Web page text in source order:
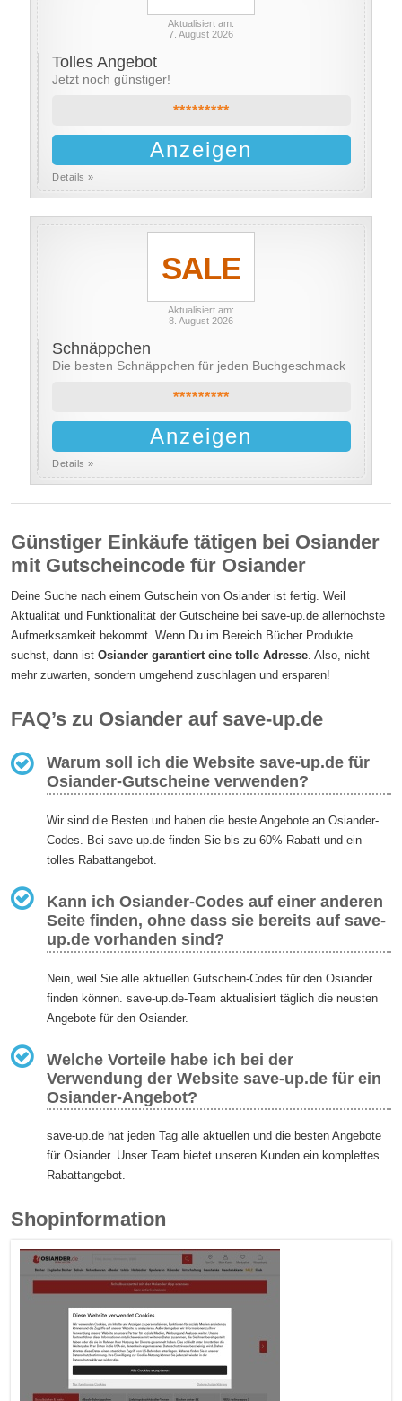
Aktualisiert am:
7. August 2026
Tolles Angebot
Jetzt noch günstiger!
*********
Anzeigen
Details »
SALE
Aktualisiert am:
8. August 2026
Schnäppchen
Die besten Schnäppchen für jeden Buchgeschmack
*********
Anzeigen
Details »
Günstiger Einkäufe tätigen bei Osiander
mit Gutscheincode für Osiander
Deine Suche nach einem Gutschein von Osiander ist fertig. Weil
Aktualität und Funktionalität der Gutscheine bei save-up.de allerhöchste
Aufmerksamkeit bekommt. Wenn Du im Bereich Bücher Produkte
suchst, dann istOsiander garantiert eine tolle Adresse. Also, nicht
mehr zuwarten, sondern umgehend zuschlagen und ersparen!
FAQ’s zu Osiander auf save-up.de
Warum soll ich die Website save-up.de für
Osiander-Gutscheine verwenden?
Wir sind die Besten und haben die beste Angebote an Osiander-
Codes. Bei save-up.de finden Sie bis zu 60% Rabatt und ein
tolles Rabattangebot.
Kann ich Osiander-Codes auf einer anderen
Seite finden, ohne dass sie bereits auf save-
up.de vorhanden sind?
Nein, weil Sie alle aktuellen Gutschein-Codes für den Osiander
finden können. save-up.de-Team aktualisiert täglich die neusten
Angebote für den Osiander.
Welche Vorteile habe ich bei der
Verwendung der Website save-up.de für ein
Osiander-Angebot?
save-up.de hat jeden Tag alle aktuellen und die besten Angebote
für Osiander. Unser Team bietet unseren Kunden ein komplettes
Rabattangebot.
Shopinformation